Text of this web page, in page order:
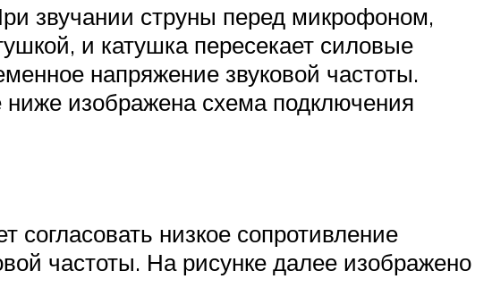
звучании струны перед микрофоном,
и катушка пересекает силовые
напряжение звуковой частоты.
ниже изображена схема подключения
низкое сопротивление
частоты. На рисунке далее изображено